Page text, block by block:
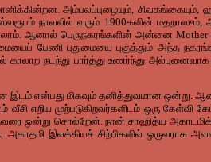
அம்பலப்புழையும், சிவகங்கையும்,
நாவலில் வரும் 1900களின் மதறாஸும்,
ஆனால் பெருநகரங்களின் அன்னை
பேணி புதுமையை புகுத்தும் அந்த
நடந்து பார்த்து உணர்ந்து அல்புனைவாக
இடம் என்பது மிகவும் தனித்துவமான
முற்படுகிறவர்களிடம் ஒரு கேள்வி
சொல்றேன். நான் சாஹித்ய
அகாதமி இலக்கியச் சிற்பிகளில்